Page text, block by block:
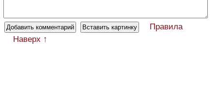
Правила
Наверх ↑